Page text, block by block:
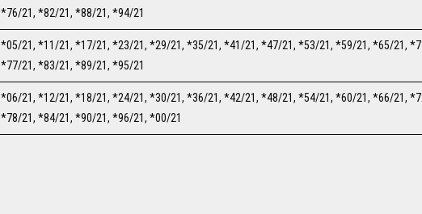
*76/21, *82/21, *88/21, *94/21
*05/21, *11/21, *17/21, *23/21, *29/21, *35/21, *41/21, *47/21, *53/21, *59/21, *65/21,
*77/21, *83/21, *89/21, *95/21
*06/21, *12/21, *18/21, *24/21, *30/21, *36/21, *42/21, *48/21, *54/21, *60/21, *66/21,
*78/21, *84/21, *90/21, *96/21, *00/21